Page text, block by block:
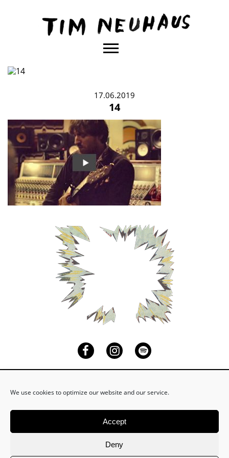
We use cookies to optimize our website and our service.
Accept
Deny
TIM
NEUHAUS
17.06.2019
14
FacebookInstagram
Spotify
Schicke mir eine Nachricht an
werden möchtest.